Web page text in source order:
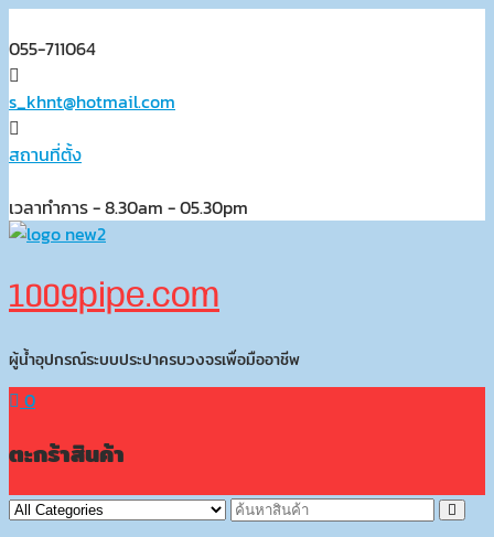
to
content
055-711064
s_khnt@hotmail.com
สถานที่ตั้ง
เวลาทำการ - 8.30am - 05.30pm
1009pipe.com
ผู้น้ำอุปกรณ์ระบบประปาครบวงจรเพื่อมืออาชีพ
0
ตะกร้าสินค้า